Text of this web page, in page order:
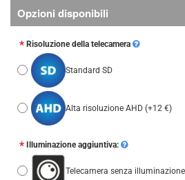
Opzioni disponibili
Risoluzione della telecamera
Standard SD
Alta risoluzione AHD (+12 €)
Illuminazione aggiuntiva:
Telecamera senza